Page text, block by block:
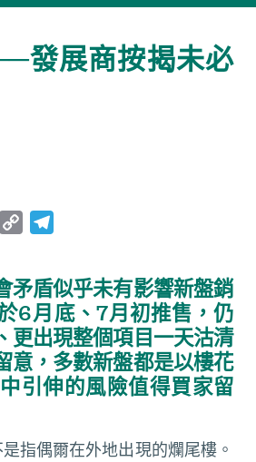
發展商按揭未必
y
L
i
n
k
e
g
r
a
m
矛盾似乎未有影響新盤銷
6月底、7月初推售，仍
更出現整個項目一天沽清
意，多數新盤都是以樓花
引伸的風險值得買家留
指偶爾在外地出現的爛尾樓。